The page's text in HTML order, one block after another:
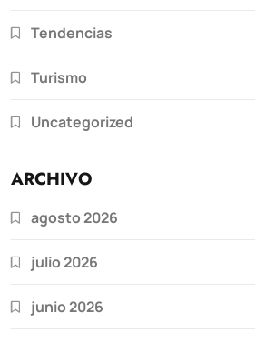
Tendencias
Turismo
Uncategorized
ARCHIVO
agosto 2026
julio 2026
junio 2026